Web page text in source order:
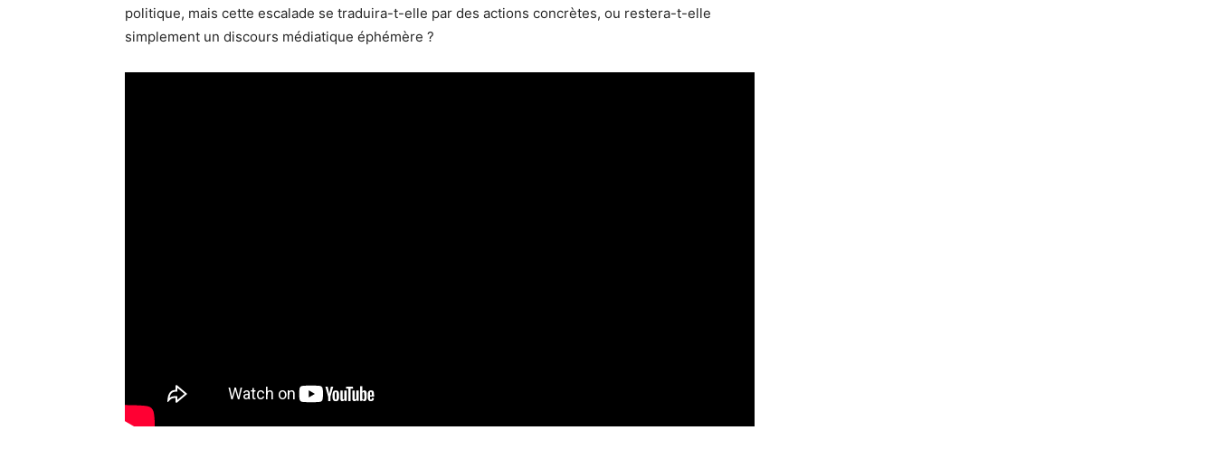
politique, mais cette escalade se traduira-t-elle par des actions concrètes, ou restera-t-elle
simplement un discours médiatique éphémère ?